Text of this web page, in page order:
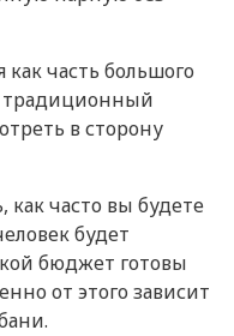
как часть большого
традиционный
в сторону
как часто вы будете
будет
бюджет готовы
от этого зависит